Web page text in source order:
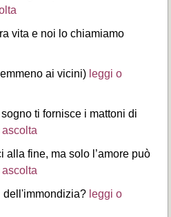
vita e noi lo chiamiamo
ai vicini) leggi o
ti fornisce i mattoni di
ascolta
alla fine, ma solo l’amore può
ascolta
dell'immondizia? leggi o